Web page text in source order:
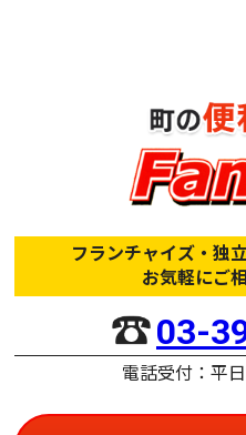
フランチャイズ・独
お気軽にご
03-
電話受付：平